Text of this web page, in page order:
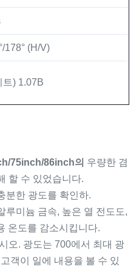
178° (H/V)
트) 1.07B
75inch/86inch의 우량한 겸
할 수 있었습니다.
분한 광도를 확인하.
루미늄 금속, 높은 열 전도도,
온도를 감소시킵니다.
오. 광도는 700에서 최대 광
객이 일에 내용을 볼 수 있